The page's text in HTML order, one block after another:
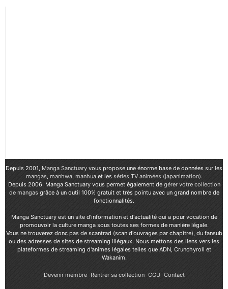
Depuis 2001, Manga Sanctuary vous propose une énorme base de données sur les
mangas, manhwa, manhuaet les séries TV animées (japanimation).
Depuis 2006, Manga Sanctuary vous permet également de gérer votre collection
de mangasgrâce à un outil 100% gratuit et très pointu avec un grand nombre de
fonctionnalités.
Manga Sanctuary est un site d'information et d'actualité qui a pour vocation de
promouvoir la culture manga sous toutes ses formes de manière légale.
Vous ne trouverez donc pas de scantrad (scan d'ouvrages par chapitre), du fansub
ou des adresses de sites de streaming illégaux. Nous mettons des liens vers les
plateformes de streaming d'animes légales telles que ADN, Crunchyroll et
Wakanim.
Devenir membre Rentrer sa collection CGU Contact